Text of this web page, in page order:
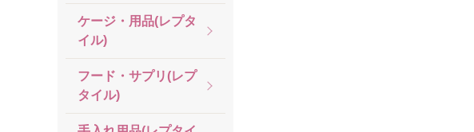
ケージ・用品(レプタ
イル)
フード・サプリ(レプ
タイル)